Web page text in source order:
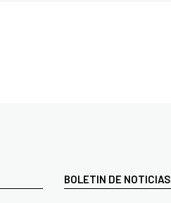
BOLETIN DE NOTICIAS